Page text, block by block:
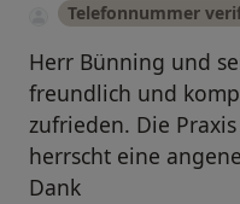
Telefonnummer
Herr Bünning und
freundlich und
zufrieden. Die
herrscht eine
Dank